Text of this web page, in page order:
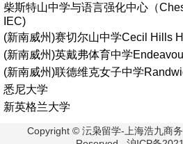
柴斯特山中学与语言强化中心（
IEC)
(新南威州)赛切尔山中学Cecil Hills
(新南威州)英戴弗体育中学
(新南威州)联德维克女子中学
悉尼大学
新英格兰大学
Copyright © 沄枭留学-上海浩九商